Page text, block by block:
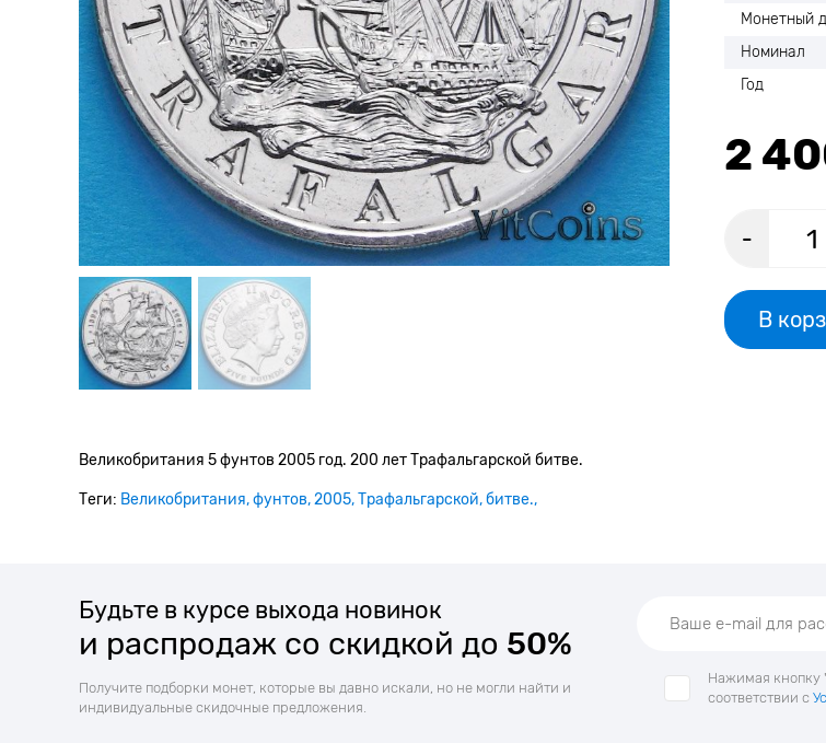
Монетный
Номинал
Год
2
-
В
Великобритания 5 фунтов 2005 год. 200 лет Трафальгарской битве.
Теги: Великобритания фунтов 2005 Трафальгарской битве.
Будьте в курсе выхода новинок
и распродаж со скидкой до 50%
Получите подборки монет, которые вы давно искали, но не могли найти и
индивидуальные скидочные предложения.
Нажимая кнопку
соответствии с